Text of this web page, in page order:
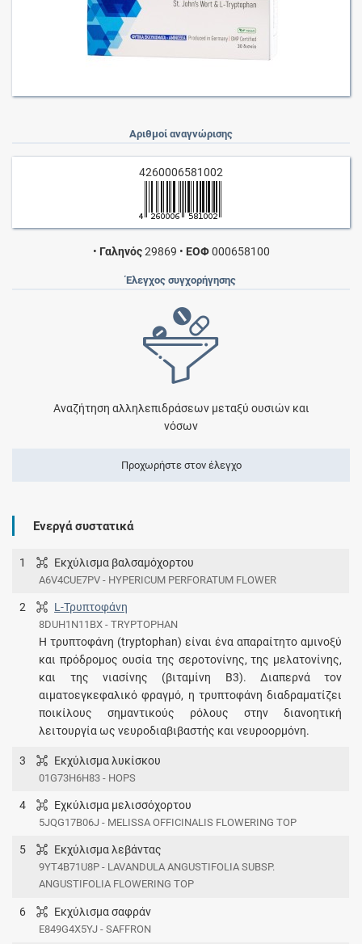
Αριθμοί αναγνώρισης
4260006581002
• Γαληνός29869 • ΕΟΦ000658100
Έλεγχος συγχορήγησης
Αναζήτηση αλληλεπιδράσεων μεταξύ ουσιών και
νόσων
Προχωρήστε στον έλεγχο
Ενεργά συστατικά
1 Εκχύλισμα βαλσαμόχορτου
A6V4CUE7PV - HYPERICUM PERFORATUM FLOWER
2 L-Τρυπτοφάνη
8DUH1N11BX - TRYPTOPHAN
Η τρυπτοφάνη (tryptophan) είναι ένα απαραίτητο αμινοξύ
και πρόδρομος ουσία της σεροτονίνης, της μελατονίνης,
και της νιασίνης (βιταμίνη Β3). Διαπερνά τον
αιματοεγκεφαλικό φραγμό, η τρυπτοφάνη διαδραματίζει
ποικίλους σημαντικούς ρόλους στην διανοητική
λειτουργία ως νευροδιαβιβαστής και νευροορμόνη.
3 Εκχύλισμα λυκίσκου
01G73H6H83 - HOPS
4 Εχκύλισμα μελισσόχορτου
5JQG17B06J - MELISSA OFFICINALIS FLOWERING TOP
5 Εκχύλισμα λεβάντας
9YT4B71U8P - LAVANDULA ANGUSTIFOLIA SUBSP.
ANGUSTIFOLIA FLOWERING TOP
6 Εκχύλισμα σαφράν
E849G4X5YJ - SAFFRON